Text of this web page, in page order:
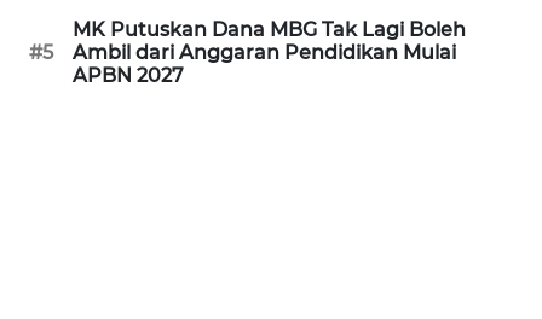
#5
MK Putuskan Dana MBG Tak Lagi Boleh
Ambil dari Anggaran Pendidikan Mulai
APBN 2027
WN
SOLO